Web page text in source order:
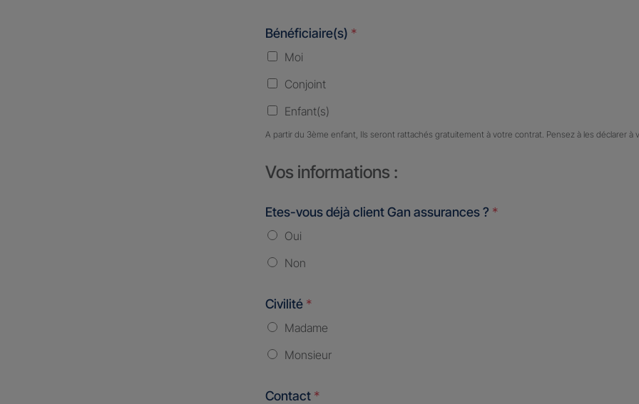
Bénéficiaire(s) *
Moi
Conjoint
Enfant(s)
A partir du 3ème enfant, Ils seront rattachés gratuitement à votre contrat. Pensez à les déclarer à
Vos informations :
Etes-vous déjà client Gan assurances ? *
Oui
Non
Civilité *
Madame
Monsieur
Contact *